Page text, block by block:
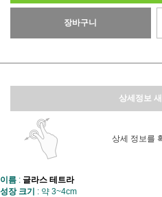
장바구니
상세정보 새
상세 정보를
이름 : 글라스 테트라
성장 크기
: 약 3~4cm